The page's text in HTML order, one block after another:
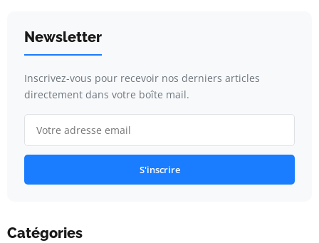
Newsletter
Inscrivez-vous pour recevoir nos derniers articles
directement dans votre boîte mail.
S'inscrire
Catégories